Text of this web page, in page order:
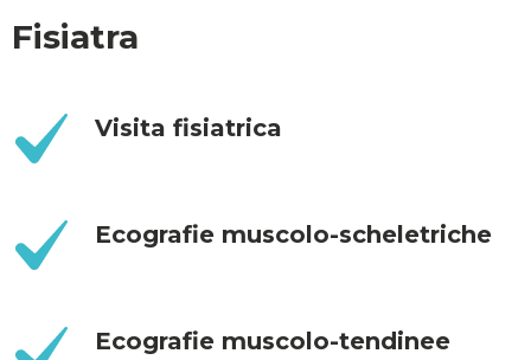
Fisiatra
Visita fisiatrica
Ecografie muscolo-scheletriche
Ecografie muscolo-tendinee